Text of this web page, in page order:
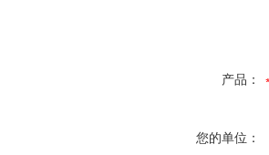
产品：
您的单位：